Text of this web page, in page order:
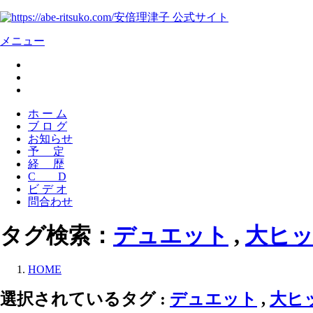
安倍理津子 公式サイト
メニュー
ホ ー ム
ブ ロ グ
お知らせ
予 定
経 歴
C D
ビ デ オ
問合わせ
タグ検索： デュエット , 大ヒ
HOME
選択されているタグ : デュエット , 大ヒ